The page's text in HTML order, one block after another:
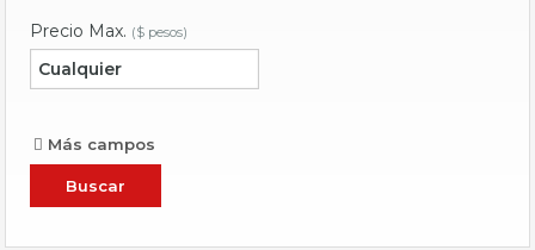
Precio Max. ($ pesos)
Más campos